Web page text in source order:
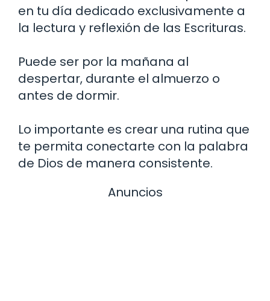
en tu día dedicado exclusivamente a
la lectura y reflexión de las Escrituras.
Puede ser por la mañana al
despertar, durante el almuerzo o
antes de dormir.
Lo importante es crear una rutina que
te permita conectarte con la palabra
de Dios de manera consistente.
Anuncios